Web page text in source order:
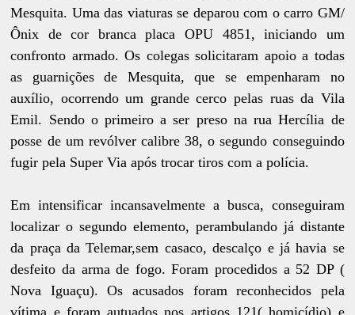
Mesquita. Uma das viaturas se deparou com o carro GM/
Ônix de cor branca placa OPU 4851, iniciando um
confronto armado. Os colegas solicitaram apoio a todas
as guarnições de Mesquita, que se empenharam no
auxílio, ocorrendo um grande cerco pelas ruas da Vila
Emil. Sendo o primeiro a ser preso na rua Hercília de
posse de um revólver calibre 38, o segundo conseguindo
fugir pela Super Via após trocar tiros com a polícia.
Em intensificar incansavelmente a busca, conseguiram
localizar o segundo elemento, perambulando já distante
da praça da Telemar,sem casaco, descalço e já havia se
desfeito da arma de fogo. Foram procedidos a 52 DP (
Nova Iguaçu). Os acusados foram reconhecidos pela
vítima e foram autuados nos artigos 121( homicídio) e